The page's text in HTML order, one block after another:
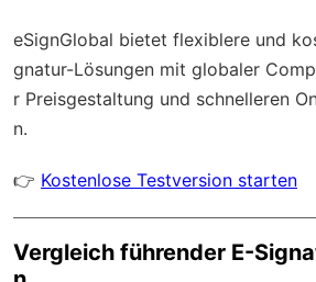
eSignGlobal bietet flexiblere und
gnatur-Lösungen mit globaler
r Preisgestaltung und schnelleren
n.
👉 Kostenlose Testversion starten
Vergleich führender E-